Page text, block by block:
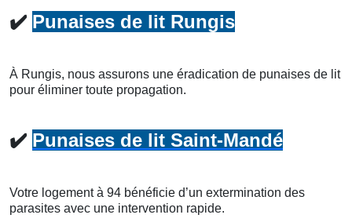
✔️ Punaises de lit Rungis
À Rungis, nous assurons une éradication de punaises de lit
pour éliminer toute propagation.
✔️ Punaises de lit Saint-Mandé
Votre logement à 94 bénéficie d’un extermination des
parasites avec une intervention rapide.